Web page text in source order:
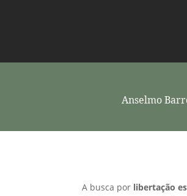
Anselmo
A busca por libertação